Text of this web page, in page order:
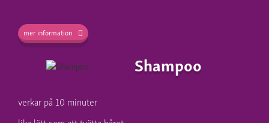
mer information
Shampoo
verkar på 10 minuter